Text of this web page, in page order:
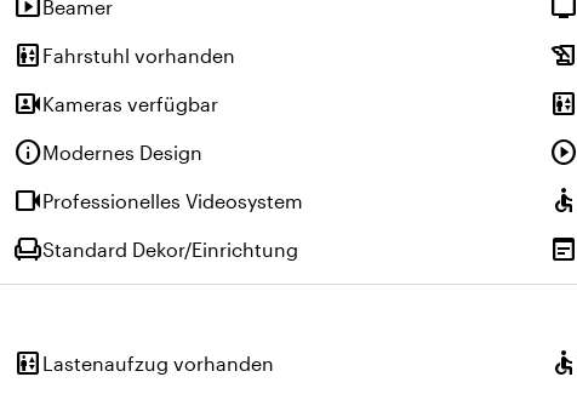
Beamer
elevator Fahrstuhl vorhanden history_edu
video_camera_frontKameras verfügbar elevator
infoModernes Design play_circle
videocamProfessionelles Videosystem accessible
chairStandard Dekor/Einrichtung wysiwyg
elevator Lastenaufzug vorhanden accessible